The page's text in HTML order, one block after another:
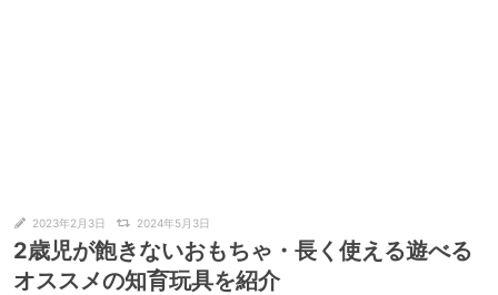
2023年2月3日 2024年5月3日
2歳児が飽きないおもちゃ・長く使える遊べる
オススメの知育玩具を紹介